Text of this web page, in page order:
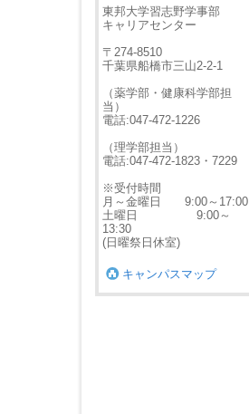
東邦大学習志野学事部
キャリアセンター
〒274-8510
千葉県船橋市三山2-2-1
（薬学部・健康科学部担
当）
電話:047-472-1226
（理学部担当）
電話:047-472-1823・7229
※受付時間
月～金曜日 9:00～17:00
土曜日 9:00～
13:30
(日曜祭日休室)
キャンパスマップ